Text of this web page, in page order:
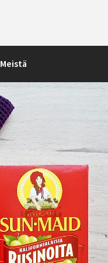
Meistä